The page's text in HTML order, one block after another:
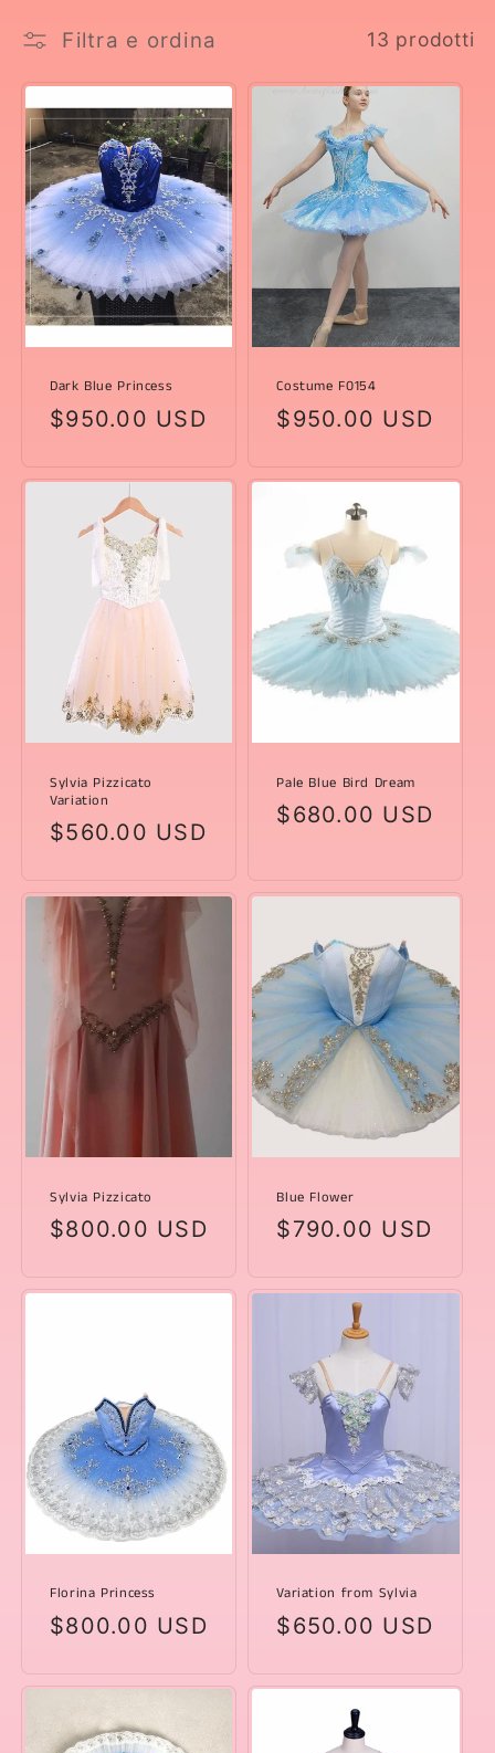
e
z
i
o
n
e
:
Filtra e ordina 13 prodotti
Dark Blue Princess
Prezzo
listino
$950.00 USD
Costume F0154
Prezzo
listino
$950.00 USD
Sylvia Pizzicato
Variation
Prezzo
listino
$560.00 USD
Pale Blue Bird Dream
Prezzo
$680.00 USD
Sylvia Pizzicato
Prezzo
listino
$800.00 USD
Blue Flower
Prezzo
listino
$790.00 USD
Florina Princess
Prezzo
listino
$800.00 USD
Variation from Sylvia
Prezzo
listino
$650.00 USD